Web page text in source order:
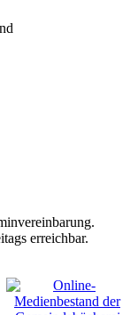
erreichbar.